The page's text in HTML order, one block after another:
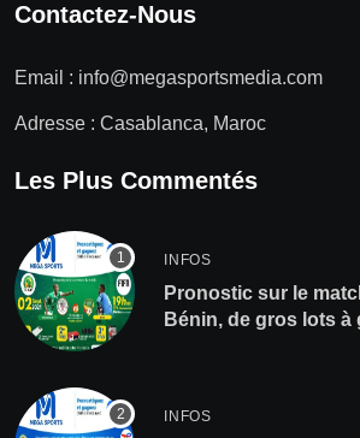
Contactez-Nous
Email : info@megasportsmedia.com
Adresse : Casablanca, Maroc
Les Plus Commentés
INFOS
Pronostic sur le
Bénin, de gros lots à
INFOS